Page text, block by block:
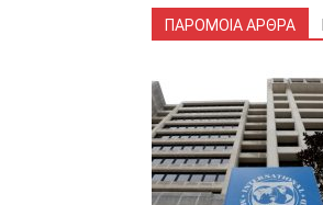
ΠΑΡΟΜΟΙΑ ΑΡΘΡΑ